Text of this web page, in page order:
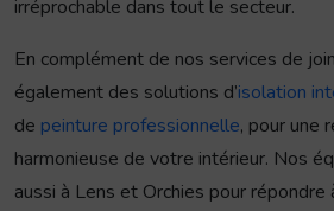
irréprochable dans tout le secteur.
En complément de nos services de
également des solutions d’isolation
de peinture professionnelle, pour une
harmonieuse de votre intérieur. Nos
aussi à Lens et Orchies pour